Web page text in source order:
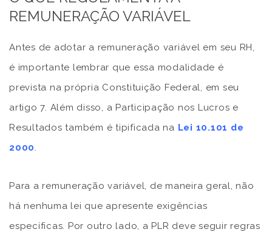
REMUNERAÇÃO VARIÁVEL
Antes de adotar a remuneração variável em seu RH,
é importante lembrar que essa modalidade é
prevista na própria Constituição Federal, em seu
artigo 7. Além disso, a Participação nos Lucros e
Resultados também é tipificada na Lei 10.101 de
2000.
Para a remuneração variável, de maneira geral, não
há nenhuma lei que apresente exigências
específicas. Por outro lado, a PLR deve seguir regras